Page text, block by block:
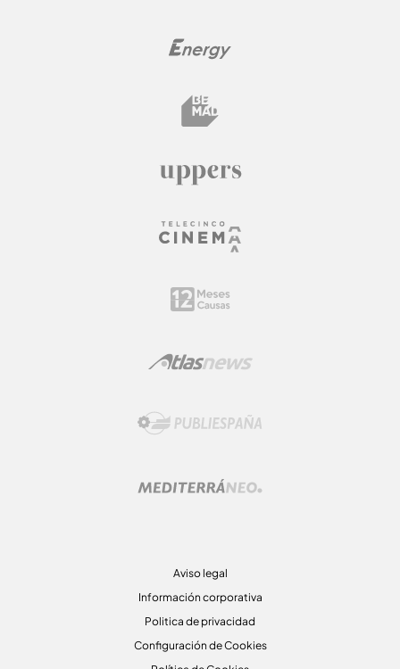
Aviso legal
Información corporativa
Politica de privacidad
Configuración de Cookies